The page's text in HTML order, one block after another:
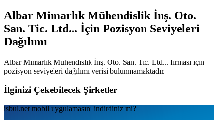
Albar Mimarlık Mühendislik İnş. Oto.
San. Tic. Ltd... İçin Pozisyon Seviyeleri
Dağılımı
Albar Mimarlık Mühendislik İnş. Oto. San. Tic. Ltd... firması için
pozisyon seviyeleri dağılımı verisi bulunmamaktadır.
İlginizi Çekebilecek Şirketler
isbul.net mobil uygulamаsını indirdiniz mi?